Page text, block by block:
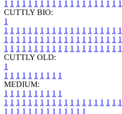
1 1 1 1 1 1 1 1 1 1 1 1 1 1 1 1 1 1 1 1
CUTTLY BIO:
1
1 1 1 1 1 1 1 1 1 1 1 1 1 1 1 1 1 1 1 1
1 1 1 1 1 1 1 1 1 1 1 1 1 1 1 1 1 1 1 1
1 1 1 1 1 1 1 1 1 1 1 1 1 1 1 1 1 1 1 1
CUTTLY OLD:
1
1 1 1 1 1 1 1 1 1 1
MEDIUM:
1 1 1 1 1 1 1 1 1 1
1 1 1 1 1 1 1 1 1 1 1 1 1 1 1 1 1 1 1 1
1 1 1 1 1 1 1 1 1 1 1 1 1 1